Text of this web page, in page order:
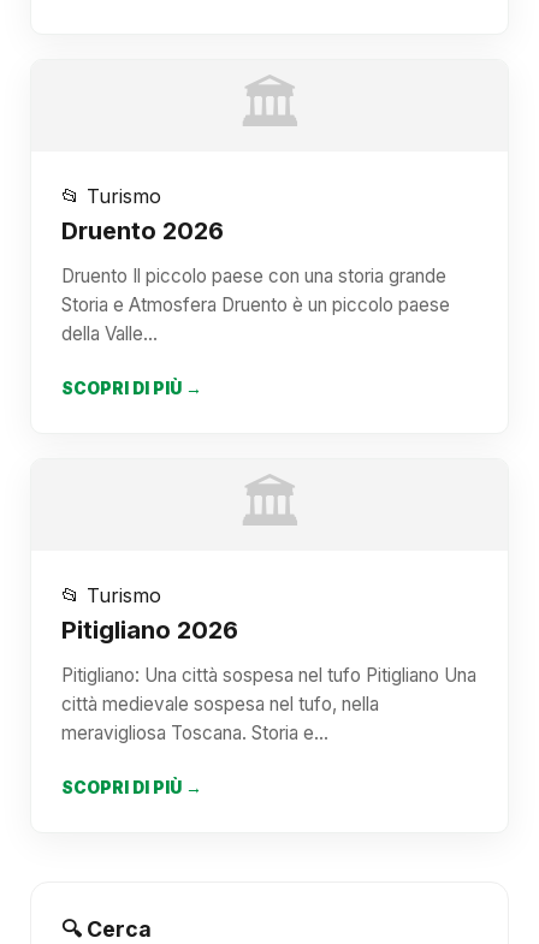
🏛️
📂 Turismo
Druento 2026
Druento Il piccolo paese con una storia grande
Storia e Atmosfera Druento è un piccolo paese
della Valle…
SCOPRI DI PIÙ →
🏛️
📂 Turismo
Pitigliano 2026
Pitigliano: Una città sospesa nel tufo Pitigliano Una
città medievale sospesa nel tufo, nella
meravigliosa Toscana. Storia e…
SCOPRI DI PIÙ →
🔍 Cerca